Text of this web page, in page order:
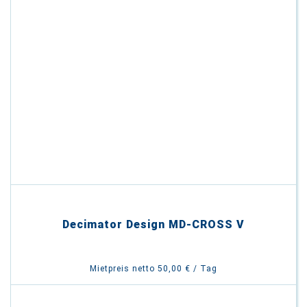
Decimator Design MD-CROSS V
Mietpreis netto 50,00 € / Tag